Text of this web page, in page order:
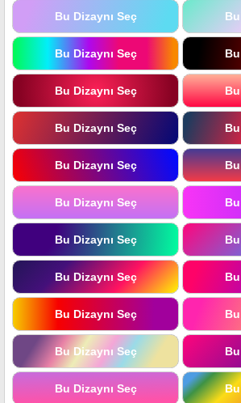
Bu Dizaynı Seç
Bu Dizaynı Seç
Bu Dizaynı Seç Bu
Bu Dizaynı Seç
Bu Dizaynı Seç Bu
Bu Dizaynı Seç
Bu Dizaynı Seç
Bu Dizaynı Seç
Bu Dizaynı Seç
Bu Dizaynı Seç
Bu Dizaynı Seç Bu